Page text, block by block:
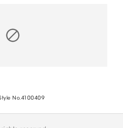
No.4100409